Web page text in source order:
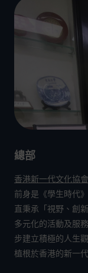
總部
香港新一代文化協會
前身是《學生時代
直秉承「視野、創
多元化的活動及服
步建立積極的人生
植根於香港的新一代